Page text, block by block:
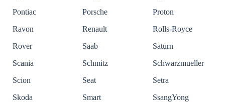
Pontiac
Porsche
Proton
Ravon
Renault
Rolls-Royce
Rover
Saab
Saturn
Scania
Schmitz
Schwarzmueller
Scion
Seat
Setra
Skoda
Smart
SsangYong